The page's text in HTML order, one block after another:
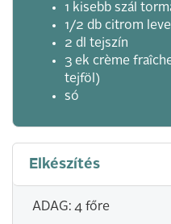
1 kisebb szál
1/2 db citrom leve
2 dl tejszín
3 ek crème
tejföl)
só
Elkészítés
ADAG: 4 főre